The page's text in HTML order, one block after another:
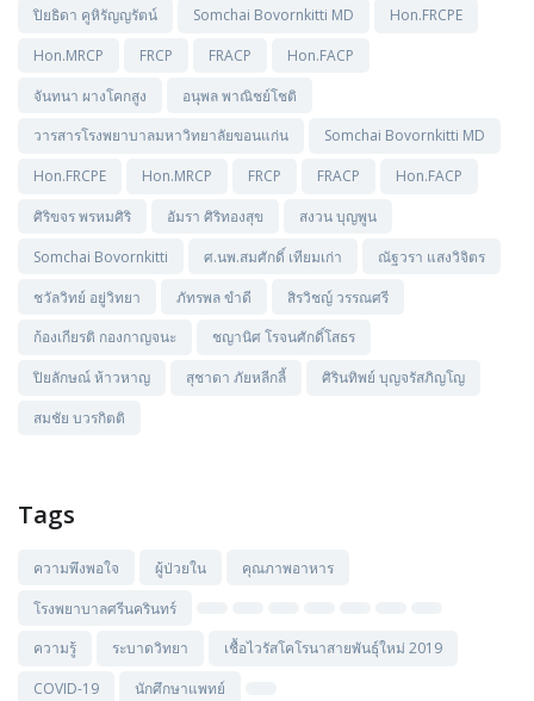
ปิยธิดา คูหิรัญญรัตน์
Somchai Bovornkitti MD
Hon.FRCPE
Hon.MRCP
FRCP FRACP
Hon.FACP
จันทนา ผางโคกสูง
อนุพล พาณิชย์โชติ
วารสารโรงพยาบาลมหาวิทยาลัยขอนแก่น
Somchai Bovornkitti MD
Hon.FRCPE
Hon.MRCP FRCP FRACP
Hon.FACP
ศิริขจร พรหมศิริ
อัมรา ศิริทองสุข
สงวน บุญพูน
Somchai Bovornkitti
ศ.นพ.สมศักดิ์ เทียมเก่า
ณัฐวรา แสงวิจิตร
ชวัลวิทย์ อยู่วิทยา
ภัทรพล ขำดี
สิรวิชญ์ วรรณศรี
ก้องเกียรติ กองกาญจนะ
ชญานิศ โรจนศักดิ์โสธร
ปิยลักษณ์ ห้าวหาญ
สุชาดา ภัยหลีกลี้
ศิรินทิพย์ บุญจรัสภิญโญ
สมชัย บวรกิตติ
Tags
ความพึงพอใจ ผู้ป่วยใน
คุณภาพอาหาร
โรงพยาบาลศรีนครินทร์
ความรู้
ระบาดวิทยา
เชื้อไวรัสโคโรนาสายพันธุ์ใหม่ 2019
COVID-19
นักศึกษาแพทย์